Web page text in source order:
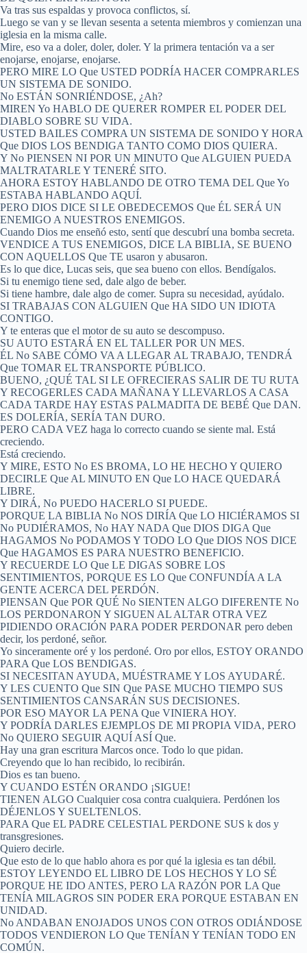
Va tras sus espaldas y provoca conflictos, sí.
Luego se van y se llevan sesenta a setenta miembros y comienzan una
iglesia en la misma calle.
Mire, eso va a doler, doler, doler. Y la primera tentación va a ser
enojarse, enojarse, enojarse.
PERO MIRE LO Que USTED PODRÍA HACER COMPRARLES
UN SISTEMA DE SONIDO.
No ESTÁN SONRIÉNDOSE, ¿Ah?
MIREN Yo HABLO DE QUERER ROMPER EL PODER DEL
DIABLO SOBRE SU VIDA.
USTED BAILES COMPRA UN SISTEMA DE SONIDO Y HORA
Que DIOS LOS BENDIGA TANTO COMO DIOS QUIERA.
Y No PIENSEN NI POR UN MINUTO Que ALGUIEN PUEDA
MALTRATARLE Y TENERÉ SITO.
AHORA ESTOY HABLANDO DE OTRO TEMA DEL Que Yo
ESTABA HABLANDO AQUÍ.
PERO DIOS DICE SI LE OBEDECEMOS Que ÉL SERÁ UN
ENEMIGO A NUESTROS ENEMIGOS.
Cuando Dios me enseñó esto, sentí que descubrí una bomba secreta.
VENDICE A TUS ENEMIGOS, DICE LA BIBLIA, SE BUENO
CON AQUELLOS Que TE usaron y abusaron.
Es lo que dice, Lucas seis, que sea bueno con ellos. Bendígalos.
Si tu enemigo tiene sed, dale algo de beber.
Si tiene hambre, dale algo de comer. Supra su necesidad, ayúdalo.
SI TRABAJAS CON ALGUIEN Que HA SIDO UN IDIOTA
CONTIGO.
Y te enteras que el motor de su auto se descompuso.
SU AUTO ESTARÁ EN EL TALLER POR UN MES.
ÉL No SABE CÓMO VA A LLEGAR AL TRABAJO, TENDRÁ
Que TOMAR EL TRANSPORTE PÚBLICO.
BUENO, ¿QUÉ TAL SI LE OFRECIERAS SALIR DE TU RUTA
Y RECOGERLES CADA MAÑANA Y LLEVARLOS A CASA
CADA TARDE HAY ESTAS PALMADITA DE BEBÉ Que DAN.
ES DOLERÍA, SERÍA TAN DURO.
PERO CADA VEZ haga lo correcto cuando se siente mal. Está
creciendo.
Está creciendo.
Y MIRE, ESTO No ES BROMA, LO HE HECHO Y QUIERO
DECIRLE Que AL MINUTO EN Que LO HACE QUEDARÁ
LIBRE.
Y DIRÁ, No PUEDO HACERLO SI PUEDE.
PORQUE LA BIBLIA No NOS DIRÍA Que LO HICIÉRAMOS SI
No PUDIÉRAMOS, No HAY NADA Que DIOS DIGA Que
HAGAMOS No PODAMOS Y TODO LO Que DIOS NOS DICE
Que HAGAMOS ES PARA NUESTRO BENEFICIO.
Y RECUERDE LO Que LE DIGAS SOBRE LOS
SENTIMIENTOS, PORQUE ES LO Que CONFUNDÍA A LA
GENTE ACERCA DEL PERDÓN.
PIENSAN Que POR QUÉ No SIENTEN ALGO DIFERENTE No
LOS PERDONARON Y SIGUEN AL ALTAR OTRA VEZ
PIDIENDO ORACIÓN PARA PODER PERDONAR pero deben
decir, los perdoné, señor.
Yo sinceramente oré y los perdoné. Oro por ellos, ESTOY ORANDO
PARA Que LOS BENDIGAS.
SI NECESITAN AYUDA, MUÉSTRAME Y LOS AYUDARÉ.
Y LES CUENTO Que SIN Que PASE MUCHO TIEMPO SUS
SENTIMIENTOS CANSARÁN SUS DECISIONES.
POR ESO MAYOR LA PENA Que VINIERA HOY.
Y PODRÍA DARLES EJEMPLOS DE MI PROPIA VIDA, PERO
No QUIERO SEGUIR AQUÍ ASÍ Que.
Hay una gran escritura Marcos once. Todo lo que pidan.
Creyendo que lo han recibido, lo recibirán.
Dios es tan bueno.
Y CUANDO ESTÉN ORANDO ¡SIGUE!
TIENEN ALGO Cualquier cosa contra cualquiera. Perdónen los
DÉJENLOS Y SUELTENLOS.
PARA Que EL PADRE CELESTIAL PERDONE SUS k dos y
transgresiones.
Quiero decirle.
Que esto de lo que hablo ahora es por qué la iglesia es tan débil.
ESTOY LEYENDO EL LIBRO DE LOS HECHOS Y LO SÉ
PORQUE HE IDO ANTES, PERO LA RAZÓN POR LA Que
TENÍA MILAGROS SIN PODER ERA PORQUE ESTABAN EN
UNIDAD.
No ANDABAN ENOJADOS UNOS CON OTROS ODIÁNDOSE
TODOS VENDIERON LO Que TENÍAN Y TENÍAN TODO EN
COMÚN.